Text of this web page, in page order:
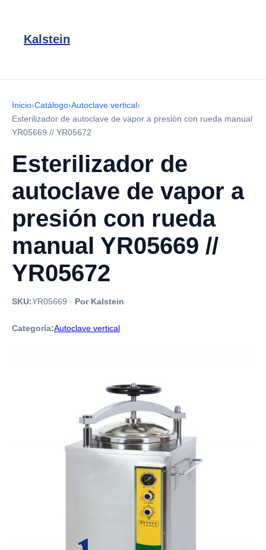
Kalstein
Inicio›Catálogo›Autoclave vertical›
Esterilizador de autoclave de vapor a presión con rueda manual
YR05669 // YR05672
Esterilizador de
autoclave de vapor a
presión con rueda
manual YR05669 //
YR05672
SKU:YR05669 · Por Kalstein
Categoría:Autoclave vertical